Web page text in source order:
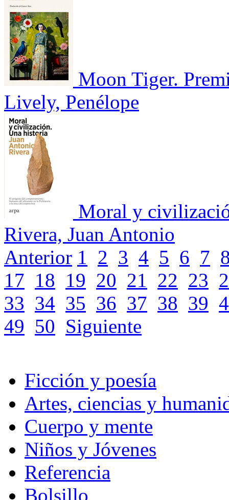
Moon Tiger.
Lively, Penélope
Moral y
Rivera, Juan Antonio
Anterior 1 2 3 4 5 6 7
17 18 19 20 21 22 23
33 34 35 36 37 38 39
49 50 Siguiente
Ficción y poesía
Artes, ciencias y
Cuerpo y mente
Niños y Jóvenes
Referencia
Bolsillo